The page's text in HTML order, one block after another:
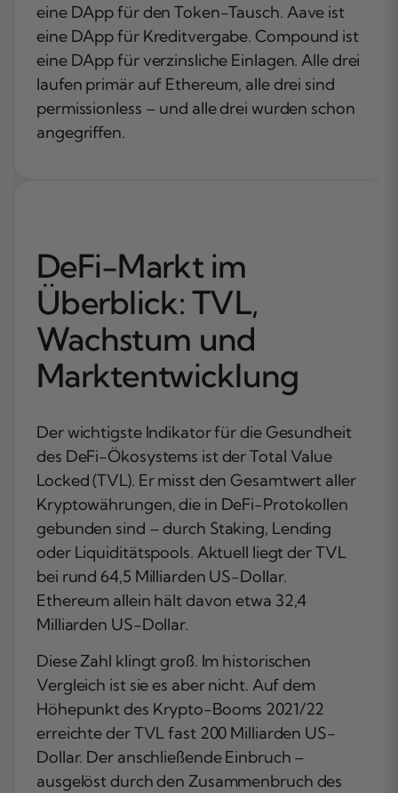
eine DApp für den Token-Tausch. Aave ist
eine DApp für Kreditvergabe. Compound ist
eine DApp für verzinsliche Einlagen. Alle drei
laufen primär auf Ethereum, alle drei sind
permissionless – und alle drei wurden schon
angegriffen.
DeFi-Markt im
Überblick: TVL,
Wachstum und
Marktentwicklung
Der wichtigste Indikator für die Gesundheit
des DeFi-Ökosystems ist der Total Value
Locked (TVL). Er misst den Gesamtwert aller
Kryptowährungen, die in DeFi-Protokollen
gebunden sind – durch Staking, Lending
oder Liquiditätspools. Aktuell liegt der TVL
bei rund 64,5 Milliarden US-Dollar.
Ethereum allein hält davon etwa 32,4
Milliarden US-Dollar.
Diese Zahl klingt groß. Im historischen
Vergleich ist sie es aber nicht. Auf dem
Höhepunkt des Krypto-Booms 2021/22
erreichte der TVL fast 200 Milliarden US-
Dollar. Der anschließende Einbruch –
ausgelöst durch den Zusammenbruch des